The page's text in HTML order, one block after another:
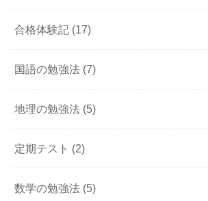
合格体験記 (17)
国語の勉強法 (7)
地理の勉強法 (5)
定期テスト (2)
数学の勉強法 (5)